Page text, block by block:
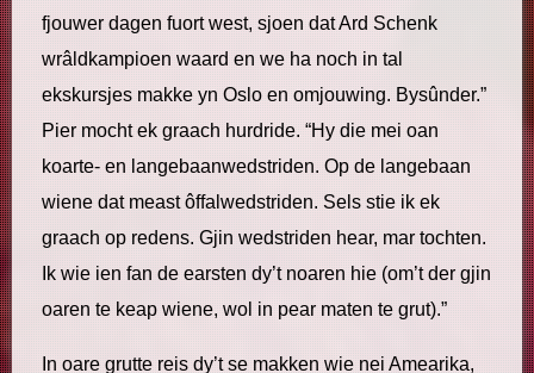
fjouwer dagen fuort west, sjoen dat Ard Schenk
wrâldkampioen waard en we ha noch in tal
ekskursjes makke yn Oslo en omjouwing. Bysûnder.”
Pier mocht ek graach hurdride. “Hy die mei oan
koarte- en langebaanwedstriden. Op de langebaan
wiene dat meast ôffalwedstriden. Sels stie ik ek
graach op redens. Gjin wedstriden hear, mar tochten.
Ik wie ien fan de earsten dy’t noaren hie (om’t der gjin
oaren te keap wiene, wol in pear maten te grut).”
In oare grutte reis dy’t se makken wie nei Amearika,